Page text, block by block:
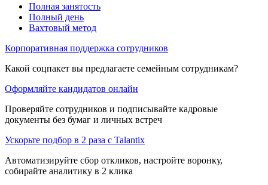
Полная занятость
Полный день
Вахтовый метод
Корпоративная поддержка сотрудников
Какой соцпакет вы предлагаете семейным сотрудникам?
Оформляйте кандидатов онлайн
Проверяйте сотрудников и подписывайте кадровые
документы без бумаг и личных встреч
Ускорьте подбор в 2 раза с Talantix
Автоматизируйте сбор откликов, настройте воронку,
собирайте аналитику в 2 клика